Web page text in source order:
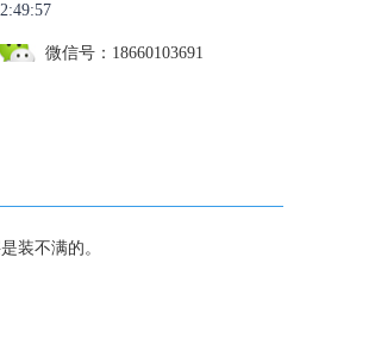
微信号：18660103691
装不满的。